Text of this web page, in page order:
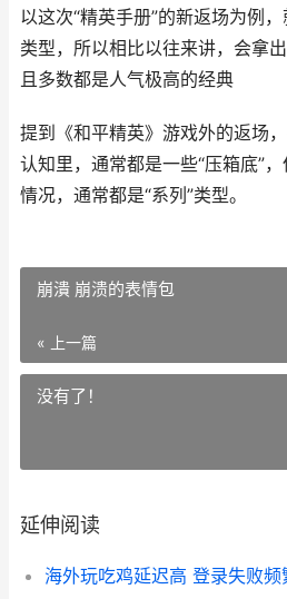
以这次“精英手册”的新返场为例
类型，所以相比以往来讲，会拿
且多数都是人气极高的经典
提到《和平精英》游戏外的返场
认知里，通常都是一些“压箱底”
情况，通常都是“系列”类型。
崩潰 崩溃的表情包
« 上一篇
没有了！
延伸阅读